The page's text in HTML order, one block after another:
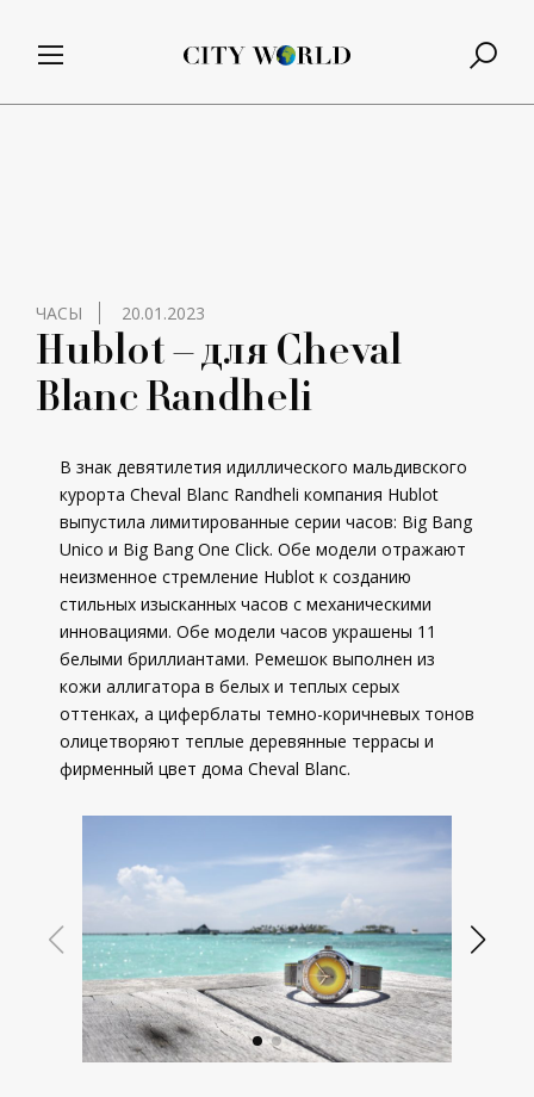
ЧАСЫ 20.01.2023
Hublot – для Cheval
Blanc Randheli
В знак девятилетия идиллического мальдивского
курорта Cheval Blanc Randheli компания Hublot
выпустила лимитированные серии часов: Big Bang
Unico и Big Bang One Click. Обе модели отражают
неизменное стремление Hublot к созданию
стильных изысканных часов с механическими
инновациями. Обе модели часов украшены 11
белыми бриллиантами. Ремешок выполнен из
кожи аллигатора в белых и теплых серых
оттенках, а циферблаты темно-коричневых тонов
олицетворяют теплые деревянные террасы и
фирменный цвет дома Cheval Blanc.